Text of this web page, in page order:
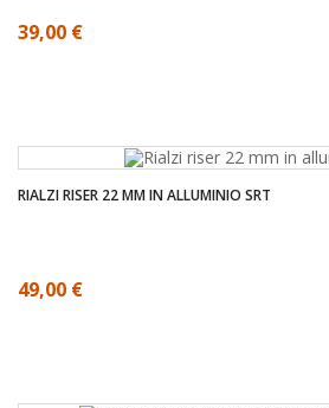
39,00 €
RIALZI RISER 22 MM IN ALLUMINIO SRT
49,00 €